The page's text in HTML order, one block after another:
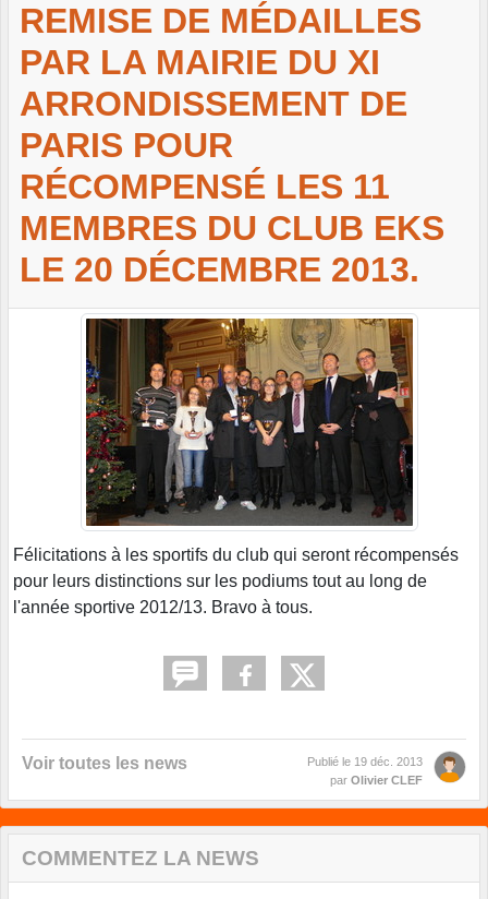
REMISE DE MÉDAILLES
PAR LA MAIRIE DU XI
ARRONDISSEMENT DE
PARIS POUR
RÉCOMPENSÉ LES 11
MEMBRES DU CLUB EKS
LE 20 DÉCEMBRE 2013.
Félicitations à les sportifs du club qui seront récompensés
pour leurs distinctions sur les podiums tout au long de
l'année sportive 2012/13. Bravo à tous.
Voir toutes les news Publié le 19 déc. 2013
par Olivier CLEF
COMMENTEZ LA NEWS